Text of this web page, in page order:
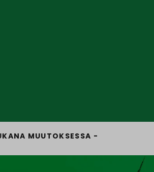
MUUTOKSESSA